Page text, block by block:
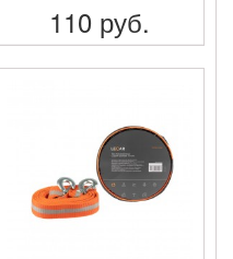
110 руб.
ПОДРОБНЕЕ